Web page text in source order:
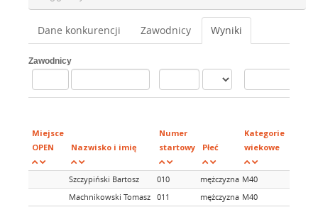
Dane konkurencji Zawodnicy Wyniki
Zawodnicy
Miejsce
OPEN
Nazwisko i imię
Numer
startowy
Płeć
Kategorie
wiekowe
Szczypiński Bartosz 010 mężczyzna M40
Machnikowski Tomasz 011 mężczyzna M40